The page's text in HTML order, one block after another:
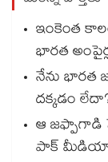
ఇంకెంత
భారత
నేను భారత
దక్కడం
ఆ జఫ్పాగాడి
పాక్